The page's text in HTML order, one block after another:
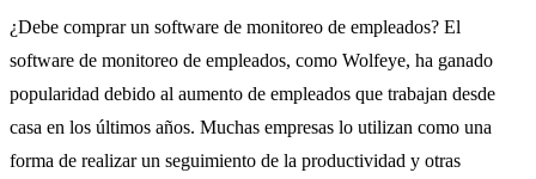
¿Debe comprar un software de monitoreo de empleados? El
software de monitoreo de empleados, como Wolfeye, ha ganado
popularidad debido al aumento de empleados que trabajan desde
casa en los últimos años. Muchas empresas lo utilizan como una
forma de realizar un seguimiento de la productividad y otras